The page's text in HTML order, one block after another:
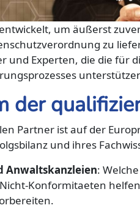
um äußerst
zu
und Experten, die die für
der
Partner ist auf der
und ihres
Anwaltskanzleien:
Konformitaeten